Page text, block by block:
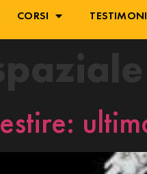
CORSI